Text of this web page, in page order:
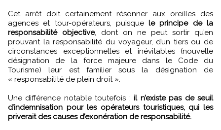
Cet arrêt doit certainement résonner aux oreilles des
agences et tour-opérateurs, puisquele principe de la
responsabilité objective, dont on ne peut sortir qu’en
prouvant la responsabilité du voyageur, d’un tiers ou de
circonstances exceptionnelles et inévitables (nouvelle
désignation de la force majeure dans le Code du
Tourisme) leur est familier sous la désignation de
« responsabilité de plein droit ».
Une différence notable toutefois :il n’existe pas de seuil
d’indemnisation pour les opérateurs touristiques, qui les
priverait des causes d’exonération de responsabilité.